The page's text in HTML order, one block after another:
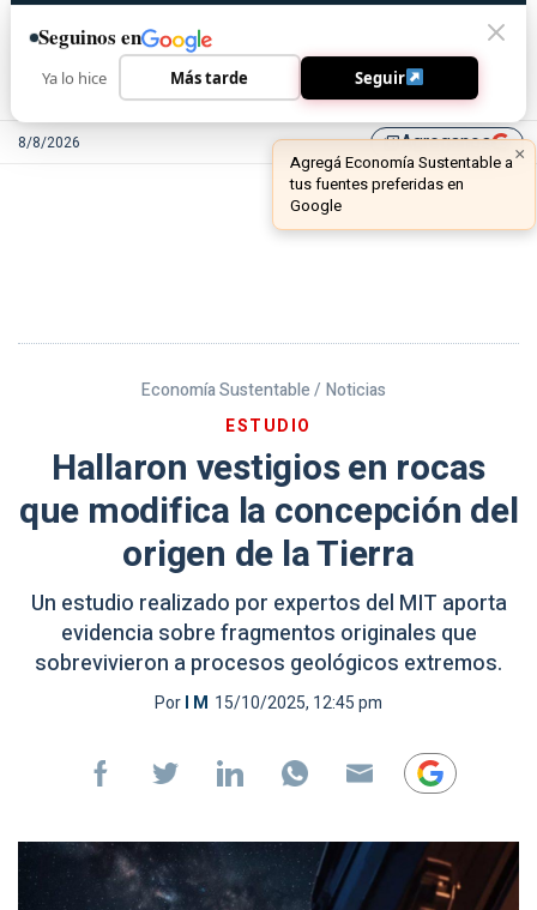
8/8/2026 library_addAgreganos
Economía Sustentable / Noticias
ESTUDIO
Hallaron vestigios en rocas
que modifica la concepción del
origen de la Tierra
Un estudio realizado por expertos del MIT aporta
evidencia sobre fragmentos originales que
sobrevivieron a procesos geológicos extremos.
PorI M 15/10/2025, 12:45 pm
Seguinos en
Ya lo hice Más tarde Seguir